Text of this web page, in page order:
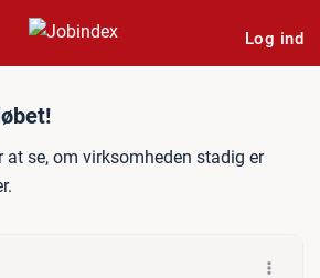
Log ind
Fulfilment
se, om virksomheden stadig er